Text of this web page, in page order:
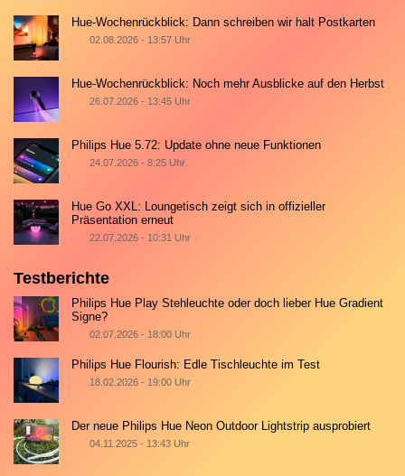
Hue-Wochenrückblick: Dann schreiben wir halt Postkarten
02.08.2026 - 13:57 Uhr
Hue-Wochenrückblick: Noch mehr Ausblicke auf den Herbst
26.07.2026 - 13:45 Uhr
Philips Hue 5.72: Update ohne neue Funktionen
24.07.2026 - 8:25 Uhr
Hue Go XXL: Loungetisch zeigt sich in offizieller
Präsentation erneut
22.07.2026 - 10:31 Uhr
Testberichte
Philips Hue Play Stehleuchte oder doch lieber Hue Gradient
Signe?
02.07.2026 - 18:00 Uhr
Philips Hue Flourish: Edle Tischleuchte im Test
18.02.2026 - 19:00 Uhr
Der neue Philips Hue Neon Outdoor Lightstrip ausprobiert
04.11.2025 - 13:43 Uhr